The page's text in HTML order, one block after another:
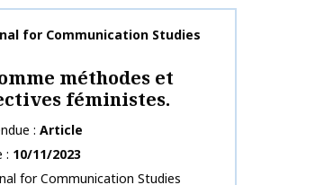
for Communication Studies
méthodes et
féministes.
Article
10/11/2023
for Communication Studies